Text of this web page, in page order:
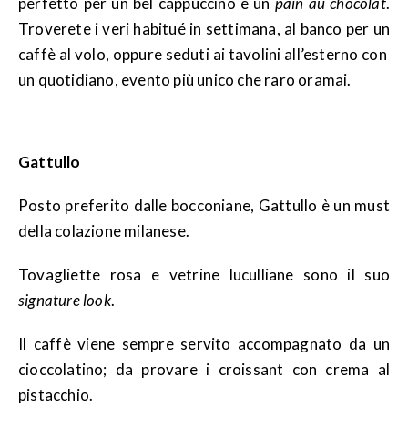
Troverete i veri habitué in settimana, al banco per un
caffè al volo, oppure seduti ai tavolini all’esterno con
un quotidiano, evento più unico che raro oramai.
Gattullo
Posto preferito dalle bocconiane, Gattullo è un must
della colazione milanese.
Tovagliette rosa e vetrine luculliane sono il suo
signature look.
Il caffè viene sempre servito accompagnato da un
cioccolatino; da provare i croissant con crema al
pistacchio.